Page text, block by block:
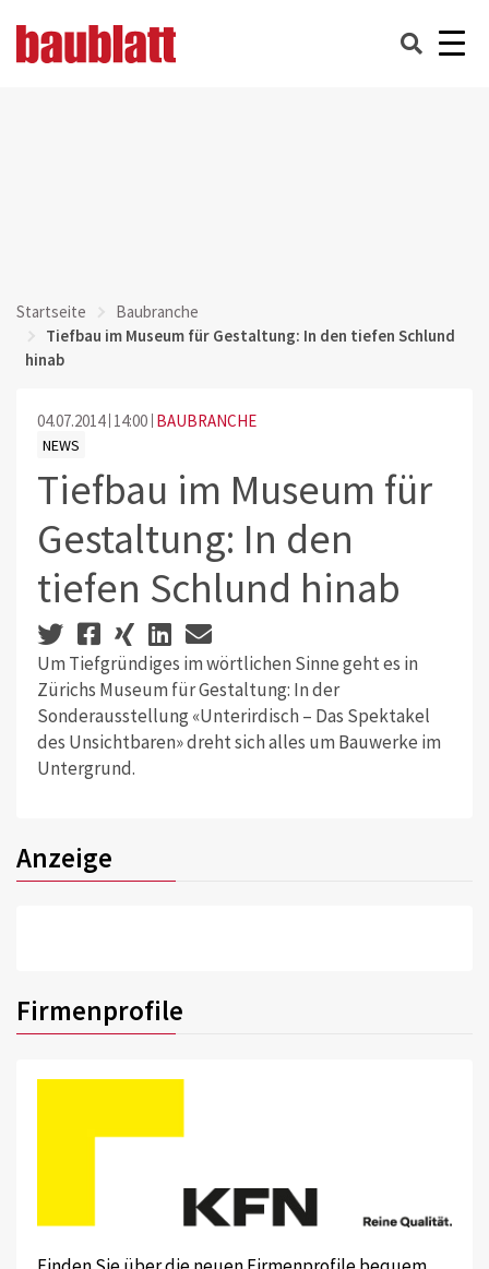
Startseite
Baubranche
Tiefbau im Museum für Gestaltung: In den tiefen Schlund
hinab
04.07.2014 14:00 BAUBRANCHE
NEWS
Tiefbau im Museum für
Gestaltung: In den
tiefen Schlund hinab
Um Tiefgründiges im wörtlichen Sinne geht es in
Zürichs Museum für Gestaltung: In der
Sonderausstellung «Unterirdisch – Das Spektakel
des Unsichtbaren» dreht sich alles um Bauwerke im
Untergrund.
Anzeige
Firmenprofile